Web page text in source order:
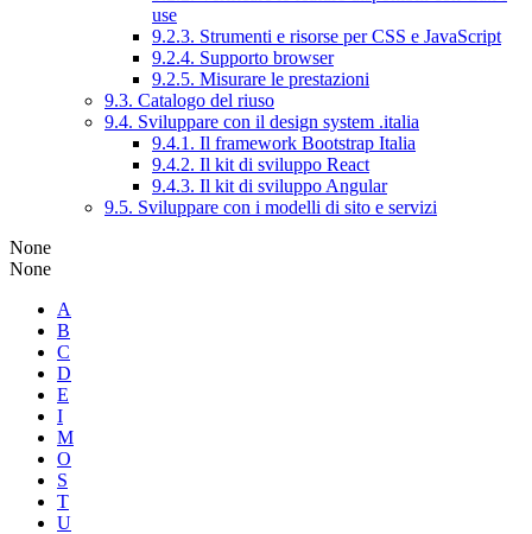
use
9.2.3. Strumenti e risorse per CSS e JavaScript
9.2.4. Supporto browser
9.2.5. Misurare le prestazioni
9.3. Catalogo del riuso
9.4. Sviluppare con il design system .italia
9.4.1. Il framework Bootstrap Italia
9.4.2. Il kit di sviluppo React
9.4.3. Il kit di sviluppo Angular
9.5. Sviluppare con i modelli di sito e servizi
None
None
A
B
C
D
E
I
M
O
S
T
U